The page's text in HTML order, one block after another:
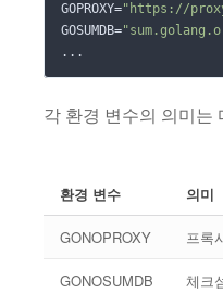
GOPROXY="https://
GOSUMDB=
각 환경 변수의 의미는
환경 변수 의미
GONOPROXY 프록
GONOSUMDB 체크